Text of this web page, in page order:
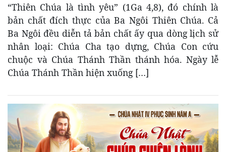
“Thiên Chúa là tình yêu” (1Ga 4,8), đó chính là
bản chất đích thực của Ba Ngôi Thiên Chúa. Cả
Ba Ngôi đều diễn tả bản chất ấy qua dòng lịch sử
nhân loại: Chúa Cha tạo dựng, Chúa Con cứu
chuộc và Chúa Thánh Thần thánh hóa. Ngày lễ
Chúa Thánh Thần hiện xuống […]